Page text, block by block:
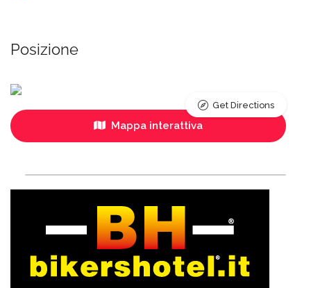
Posizione
Mappa interattiva
Get Directions